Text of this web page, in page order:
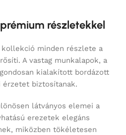
részletekkel
kollekció minden részlete a
A vastag munkalapok, a
kialakított bordázott
érzetet biztosítanak.
látványos elemei a
erezetek elegáns
miközben tökéletesen